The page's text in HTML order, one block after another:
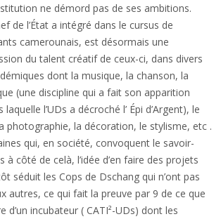
ne démord pas de ses ambitions.
de l’État a intégré dans le cursus de
camerounais, est désormais une
du talent créatif de ceux-ci, dans divers
dont la musique, la chanson, la
(une discipline qui a fait son apparition
l’UDs a décroché l’ Épi d’Argent), le
photographie, la décoration, le stylisme, etc .
qui, en société, convoquent le savoir-
à côté de celà, l’idée d’en faire des projets
séduit les Cops de Dschang qui n’ont pas
autres, ce qui fait la preuve par 9 de ce que
d’un incubateur ( CATI²-UDs) dont les